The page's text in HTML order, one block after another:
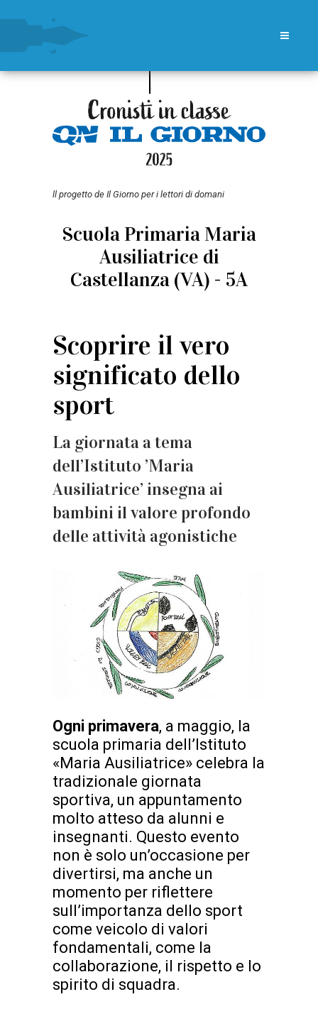
ll progetto de Il Giorno per i lettori di domani
Scuola Primaria Maria
Ausiliatrice di
Castellanza (VA) - 5A
Scoprire il vero
significato dello
sport
La giornata a tema
dell’Istituto ’Maria
Ausiliatrice’ insegna ai
bambini il valore profondo
delle attività agonistiche
Ogni primavera, a maggio, la
scuola primaria dell’Istituto
«Maria Ausiliatrice» celebra la
tradizionale giornata
sportiva, un appuntamento
molto atteso da alunni e
insegnanti. Questo evento
non è solo un’occasione per
divertirsi, ma anche un
momento per riflettere
sull’importanza dello sport
come veicolo di valori
fondamentali, come la
collaborazione, il rispetto e lo
spirito di squadra.